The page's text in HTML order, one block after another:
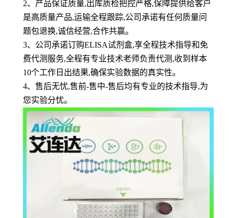
2、产品保证质量,出库质检把控严格,保障提供给客户
是高质量产品,运输全程跟踪,公司承诺有任何质量问
题包退换,诚信经营,合作共赢。
3、公司承诺订购ELISA试剂盒,享全程技术指导和免
费代测服务,全程有专业技术老师负责代测,收到样本
10个工作日出结果,确保实验数据的真实性。
4、售后无忧,售前-售中-售后均有专业的技术指导,为
您实验分忧。